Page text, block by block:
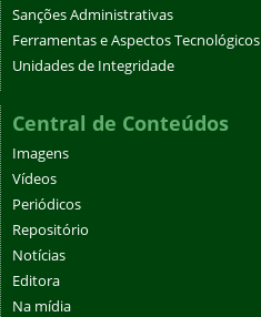
Sanções Administrativas
Ferramentas e Aspectos Tecnológicos
Unidades de Integridade
Central de Conteúdos
Imagens
Vídeos
Periódicos
Repositório
Notícias
Editora
Na mídia